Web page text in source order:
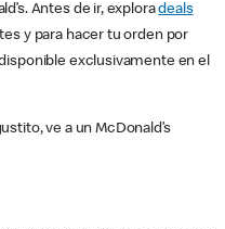
Antes de ir, exploradeals
y para hacer tu orden por
exclusivamente en el
ve a un McDonald’s